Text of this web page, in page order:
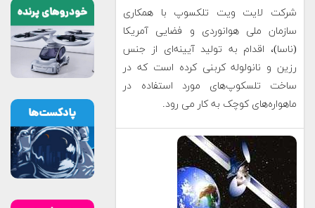
شرکت لایت ویت تلکسوپ با همکاری
سازمان ملی هوانوردی و فضایی آمریکا
(ناسا)، اقدام به تولید آیینه‌ای از جنس
رزین و نانولوله کربنی کرده است که در
ساخت تلسکوپ‌های مورد استفاده در
ماهواره‌های کوچک به کار می رود.